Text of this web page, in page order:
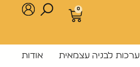
0
ערכות לבניה עצמאית אודות